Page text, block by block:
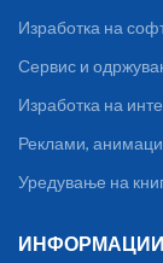
Изработка на
Сервис и
Изработка на
Реклами,
Уредување на